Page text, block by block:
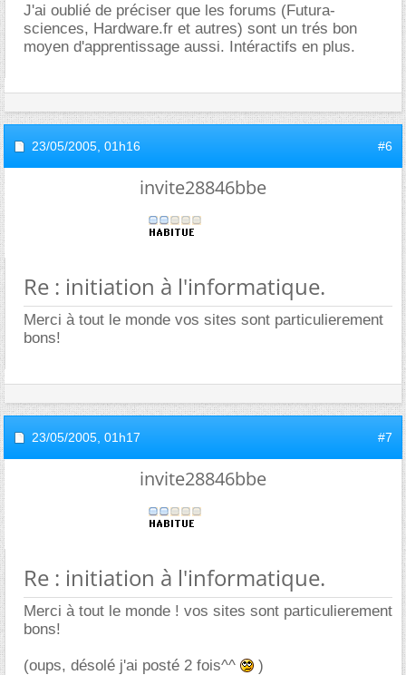
J'ai oublié de préciser que les forums (Futura-
sciences, Hardware.fr et autres) sont un trés bon
moyen d'apprentissage aussi. Intéractifs en plus.
23/05/2005, 01h16 #6
invite28846bbe
Re : initiation à l'informatique.
Merci à tout le monde vos sites sont particulierement
bons!
23/05/2005, 01h17 #7
invite28846bbe
Re : initiation à l'informatique.
Merci à tout le monde ! vos sites sont particulierement
bons!
(oups, désolé j'ai posté 2 fois^^ )